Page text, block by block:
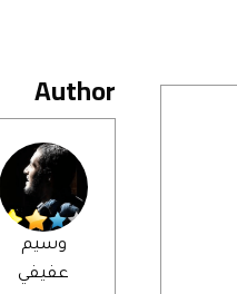
Author
وسيم
عفيفي